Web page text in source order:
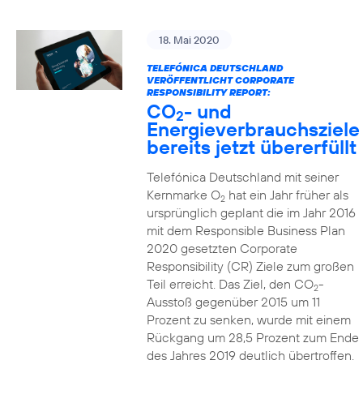
18. Mai 2020
TELEFÓNICA DEUTSCHLAND
VERÖFFENTLICHT CORPORATE
RESPONSIBILITY REPORT:
CO2- und
Energieverbrauchsziele
bereits jetzt übererfüllt
Telefónica Deutschland mit seiner
Kernmarke O2hat ein Jahr früher als
ursprünglich geplant die im Jahr 2016
mit dem Responsible Business Plan
2020 gesetzten Corporate
Responsibility (CR) Ziele zum großen
Teil erreicht. Das Ziel, den CO2-
Ausstoß gegenüber 2015 um 11
Prozent zu senken, wurde mit einem
Rückgang um 28,5 Prozent zum Ende
des Jahres 2019 deutlich übertroffen.